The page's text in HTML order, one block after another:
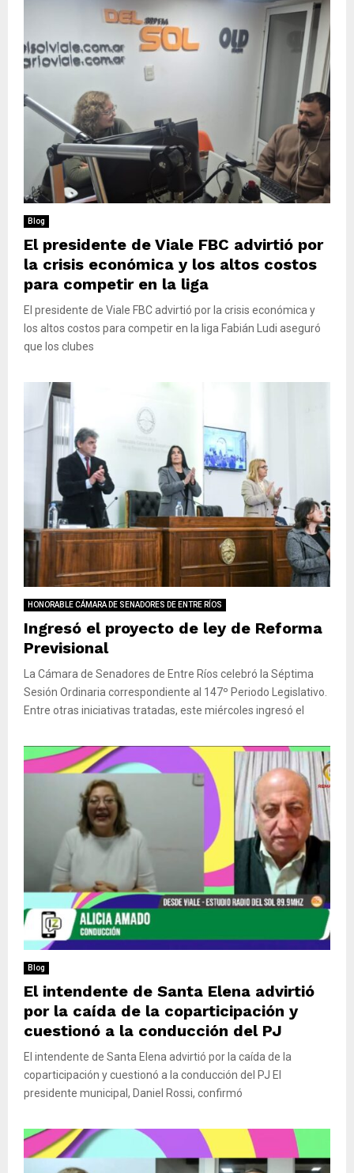
Blog
El presidente de Viale FBC advirtió por
la crisis económica y los altos costos
para competir en la liga
El presidente de Viale FBC advirtió por la crisis económica y
los altos costos para competir en la liga Fabián Ludi aseguró
que los clubes
HONORABLE CÁMARA DE SENADORES DE ENTRE RÍOS
Ingresó el proyecto de ley de Reforma
Previsional
La Cámara de Senadores de Entre Ríos celebró la Séptima
Sesión Ordinaria correspondiente al 147º Periodo Legislativo.
Entre otras iniciativas tratadas, este miércoles ingresó el
Blog
El intendente de Santa Elena advirtió
por la caída de la coparticipación y
cuestionó a la conducción del PJ
El intendente de Santa Elena advirtió por la caída de la
coparticipación y cuestionó a la conducción del PJ El
presidente municipal, Daniel Rossi, confirmó